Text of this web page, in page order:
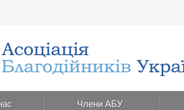
Члени АБУ